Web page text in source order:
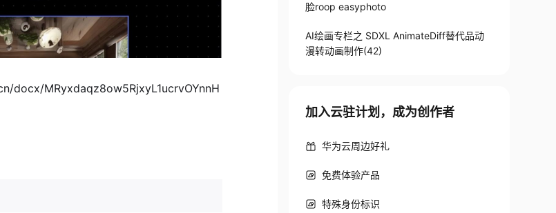
docx/MRyxdaqz8ow5RjxyL1ucrvOYnnH
脸roop easyphoto
AI绘画专栏之 SDXL AnimateDiff替代品动
漫转动画制作(42)
加入云驻计划，成为创作者
华为云周边好礼
免费体验产品
特殊身份标识